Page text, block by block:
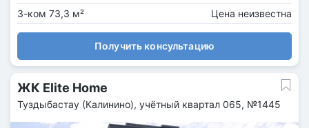
3-ком 73,3 м²
Цена неизвестна
Получить консультацию
ЖК Elite Home
Туздыбастау (Калинино), учётный квартал 065, №1445